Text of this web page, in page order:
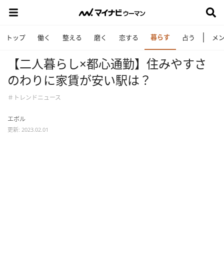
トップ 働く 整える 磨く 恋する 暮らす 占う メ
【二人暮らし×都心通勤】住みやすさ
のわりに家賃が安い駅は？
＃トレンドニュース
エボル
更新: 2023.02.01